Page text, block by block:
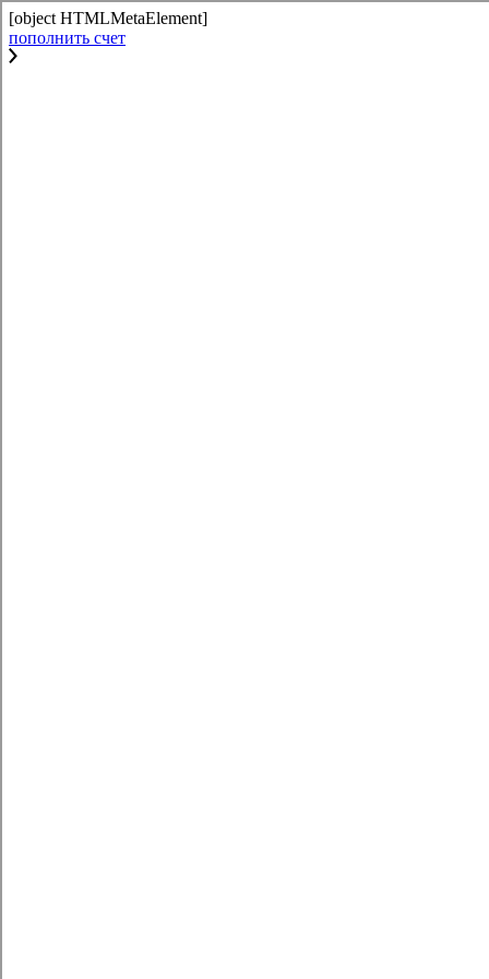
[object HTMLMetaElement]
пополнить счет